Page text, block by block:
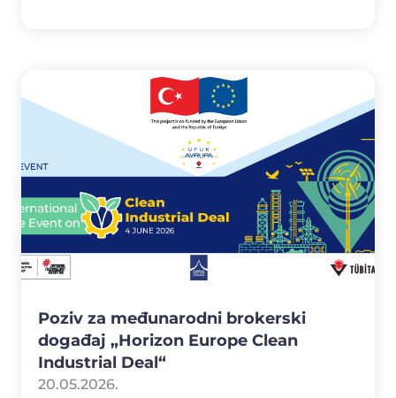
Poziv za međunarodni brokerski
događaj „Horizon Europe Clean
Industrial Deal“
20.05.2026.